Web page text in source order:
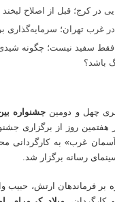
در کرج؛ قبل از اصلاح لبخند
در غرب تهران؛ سرمایه‌گذاری
سفید نیست؛ چگونه شیدی
باشد؟
چهل و دومین جشنواره
غرب» به کارگردانی
فرماندهان ارتش، حبیب